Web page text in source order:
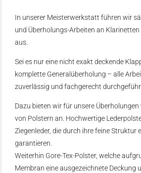
In unserer Meisterwerkstatt führen wir
und Überholungs-Arbeiten an Klarinetten
aus.
Sei es nur eine nicht exakt deckende
komplette Generalüberholung – alle
zuverlässig und fachgerecht
Dazu bieten wir für unsere Überholungen
von Polstern an. Hochwertige
Ziegenleder, die durch ihre feine Struktur
garantieren.
Weiterhin Gore-Tex-Polster, welche
Membran eine ausgezeichnete Deckung